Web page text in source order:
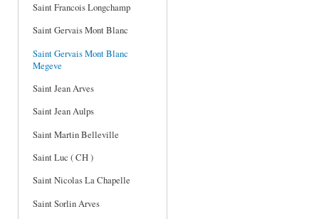
Saint Francois Longchamp
Saint Gervais Mont Blanc
Saint Gervais Mont Blanc
Megeve
Saint Jean Arves
Saint Jean Aulps
Saint Martin Belleville
Saint Luc ( CH )
Saint Nicolas La Chapelle
Saint Sorlin Arves